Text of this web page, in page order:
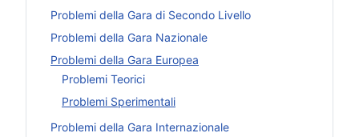
Problemi della Gara di Secondo Livello
Problemi della Gara Nazionale
Problemi della Gara Europea
Problemi Teorici
Problemi Sperimentali
Problemi della Gara Internazionale